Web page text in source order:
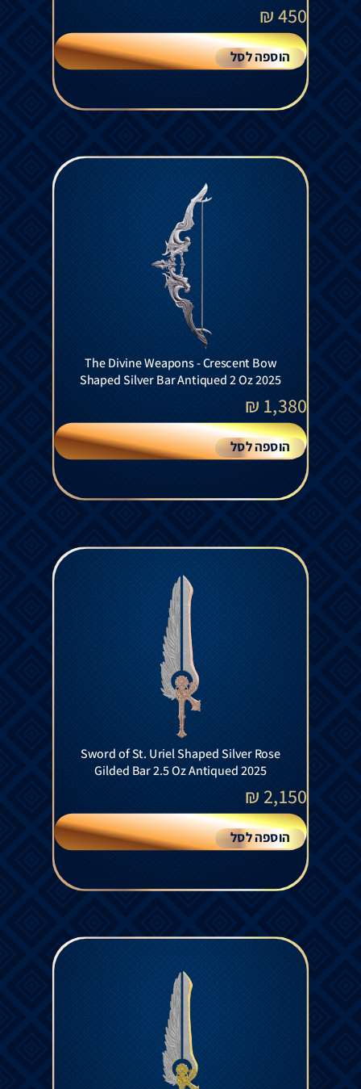
450
₪
הוספה לסל
The Divine Weapons - Crescent Bow
Shaped Silver Bar Antiqued 2 Oz 2025
1,380
₪
הוספה לסל
Sword of St. Uriel Shaped Silver Rose
Gilded Bar 2.5 Oz Antiqued 2025
2,150
₪
הוספה לסל